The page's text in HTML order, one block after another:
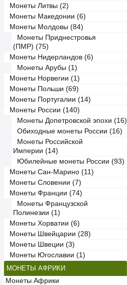
Монеты Литвы (2)
Монеты Македонии (6)
Монеты Молдовы (84)
Монеты Приднестровья
(ПМР) (75)
Монеты Нидерландов (6)
Монеты Арубы (1)
Монеты Норвегии (1)
Монеты Польши (69)
Монеты Португалии (14)
Монеты России (140)
Монеты Допетровской эпохи (16)
Обиходные монеты России (16)
Монеты Российской
Империи (14)
Юбилейные монеты России (93)
Монеты Сан-Марино (11)
Монеты Словении (7)
Монеты Франции (74)
Монеты Французской
Полинезии (1)
Монеты Хорватии (6)
Монеты Швейцарии (28)
Монеты Швеции (3)
Монеты Югославии (1)
МОНЕТЫ АФРИКИ
Монеты Африки